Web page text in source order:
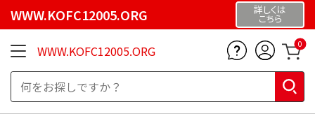
WWW.KOFC12005.ORG 詳しくは
こちら
WWW.KOFC12005.ORG 0